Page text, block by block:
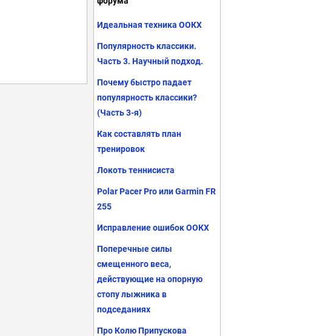
Идеальная техника ООКХ
Популярность классики.
Часть 3. Научный подход.
Почему быстро падает
популярность классики?
(Часть 3-я)
Как составлять план
тренировок
Локоть теннисиста
Polar Pacer Pro или Garmin FR
255
Исправление ошибок ООКХ
Поперечные силы
смещенного веса,
действующие на опорную
стопу лыжника в
подседаниях
Про Колю Припускова